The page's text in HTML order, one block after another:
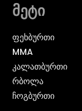
მეტი
ᲤᲔᲮᲑᲣᲠᲗᲘ
MMA
ᲙᲐᲚᲐᲗᲑᲣᲠᲗᲘ
ᲠᲑᲝᲚᲐ
ᲩᲝᲒᲑᲣᲠᲗᲘ